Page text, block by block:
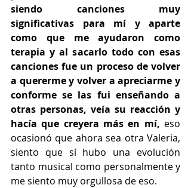
siendo canciones muy
significativas para mí y aparte
como que me ayudaron como
terapia y al sacarlo todo con esas
canciones fue un proceso de volver
a quererme y volver a apreciarme y
conforme se las fui enseñando a
otras personas, veía su reacción y
hacía que creyera más en mí, eso
ocasionó que ahora sea otra Valeria,
siento que sí hubo una evolución
tanto musical como personalmente y
me siento muy orgullosa de eso.